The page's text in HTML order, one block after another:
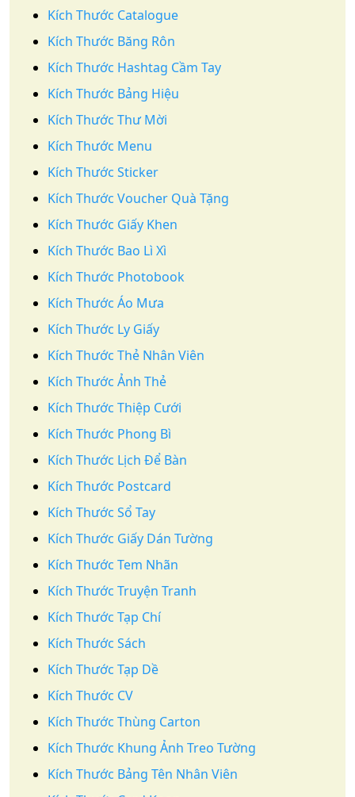
Kích Thước Catalogue
Kích Thước Băng Rôn
Kích Thước Hashtag Cầm Tay
Kích Thước Bảng Hiệu
Kích Thước Thư Mời
Kích Thước Menu
Kích Thước Sticker
Kích Thước Voucher Quà Tặng
Kích Thước Giấy Khen
Kích Thước Bao Lì Xì
Kích Thước Photobook
Kích Thước Áo Mưa
Kích Thước Ly Giấy
Kích Thước Thẻ Nhân Viên
Kích Thước Ảnh Thẻ
Kích Thước Thiệp Cưới
Kích Thước Phong Bì
Kích Thước Lịch Để Bàn
Kích Thước Postcard
Kích Thước Sổ Tay
Kích Thước Giấy Dán Tường
Kích Thước Tem Nhãn
Kích Thước Truyện Tranh
Kích Thước Tạp Chí
Kích Thước Sách
Kích Thước Tạp Dề
Kích Thước CV
Kích Thước Thùng Carton
Kích Thước Khung Ảnh Treo Tường
Kích Thước Bảng Tên Nhân Viên